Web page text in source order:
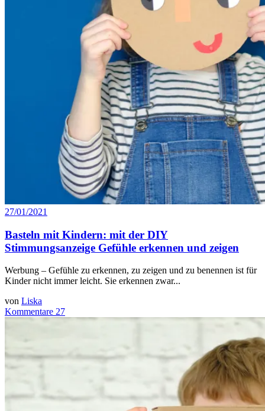
27/01/2021
Basteln mit Kindern: mit der DIY
Stimmungsanzeige Gefühle erkennen und zeigen
Werbung – Gefühle zu erkennen, zu zeigen und zu benennen ist für
Kinder nicht immer leicht. Sie erkennen zwar...
von Liska
Kommentare 27